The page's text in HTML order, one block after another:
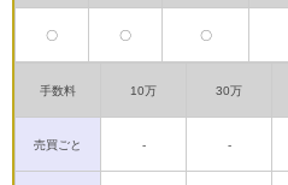
〇 〇 〇
手数料 10万 30万
売買ごと - -